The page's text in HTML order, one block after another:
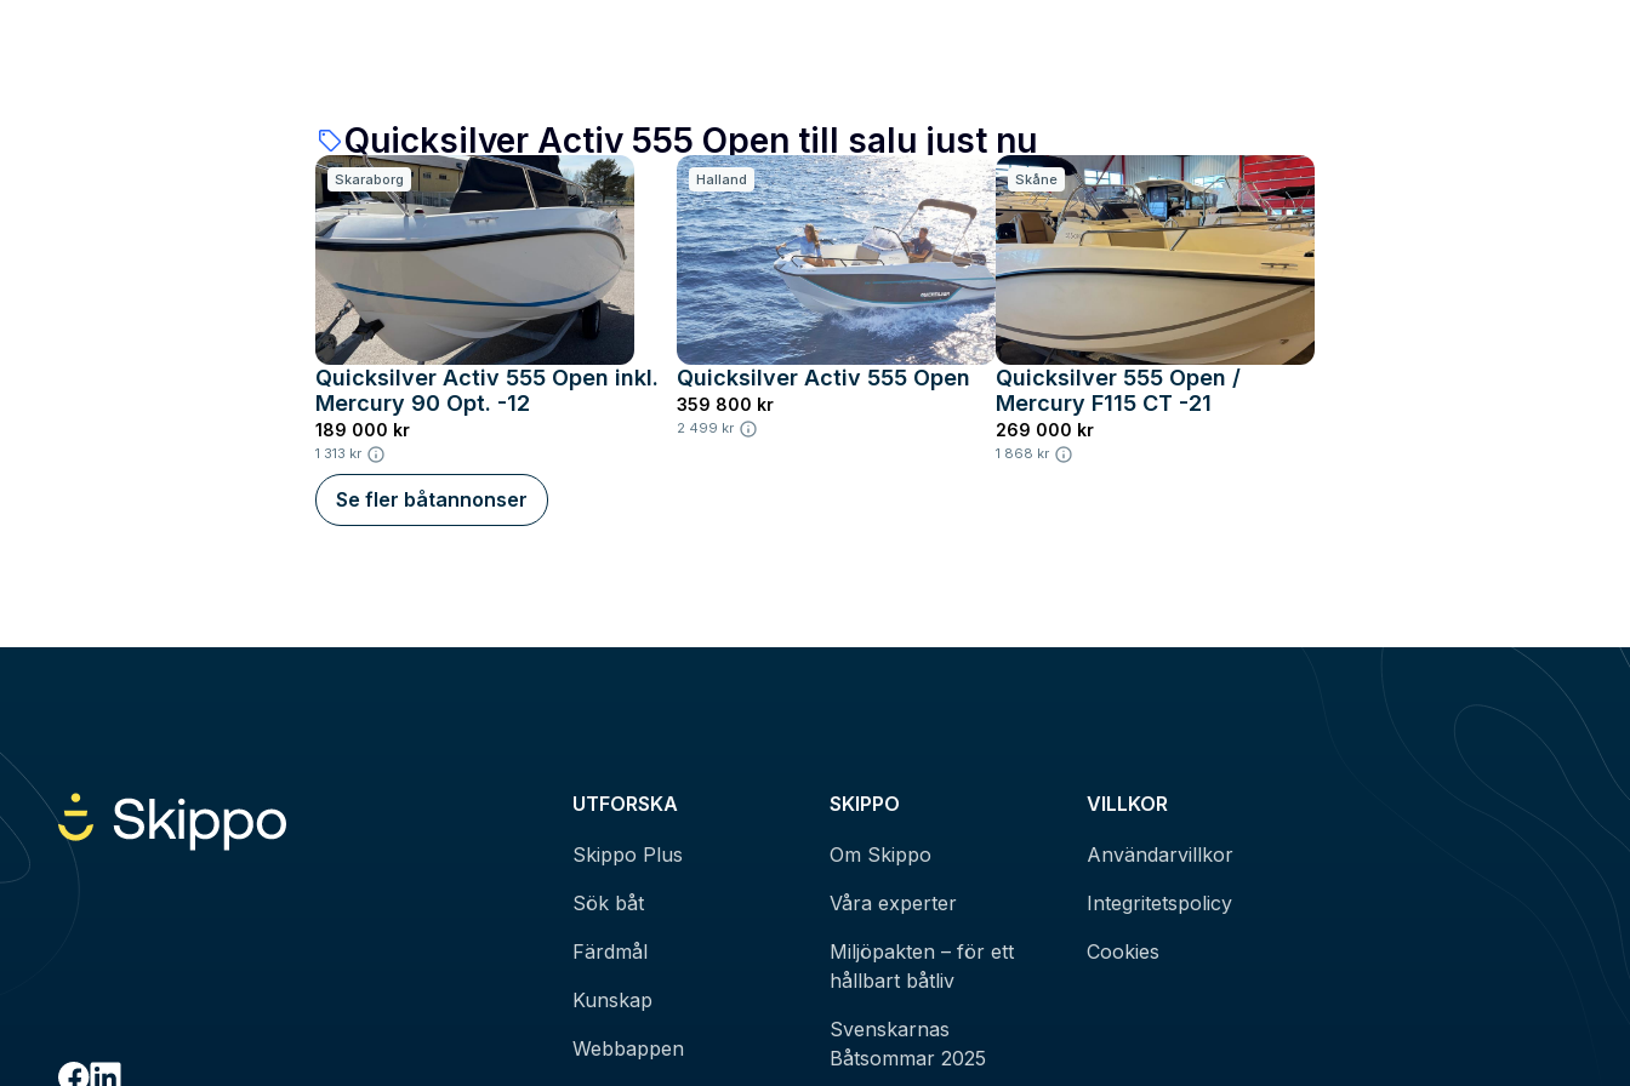
Quicksilver Activ 555 Open till salu just nu
Skaraborg
Quicksilver Activ 555 Open inkl.
Mercury 90 Opt. -12
189 000 kr
1 313 kr
Halland
Quicksilver Activ 555 Open
359 800 kr
2 499 kr
Skåne
Quicksilver 555 Open /
Mercury F115 CT -21
269 000 kr
1 868 kr
Se fler båtannonser
UTFORSKA
Skippo Plus
Sök båt
Färdmål
Kunskap
Webbappen
SKIPPO
Om Skippo
Våra experter
Miljöpakten – för ett
hållbart båtliv
Svenskarnas
Båtsommar 2025
VILLKOR
Användarvillkor
Integritetspolicy
Cookies